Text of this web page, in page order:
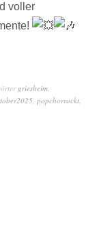
voller
griesheim,
, popchorrockt,